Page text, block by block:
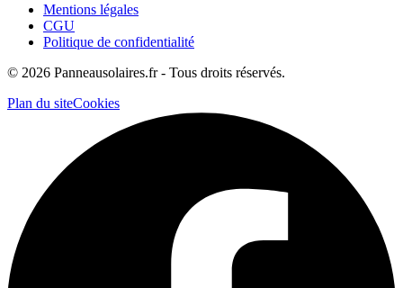
Mentions légales
CGU
Politique de confidentialité
© 2026 Panneausolaires.fr - Tous droits réservés.
Plan du siteCookies